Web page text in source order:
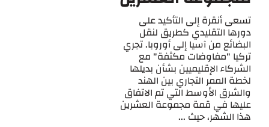
تسعى أنقرة إلى التأكيد على
دورها التقليدي كطريق لنقل
البضائع من آسيا إلى أوروبا. تجري
تركيا "مفاوضات مكثفة" مع
الشركاء الإقليميين بشأن بديلها
لخطة الممر التجاري بين الهند
والشرق الأوسط التي تم الاتفاق
عليها في قمة مجموعة العشرين
هذا الشهر، حيث ...